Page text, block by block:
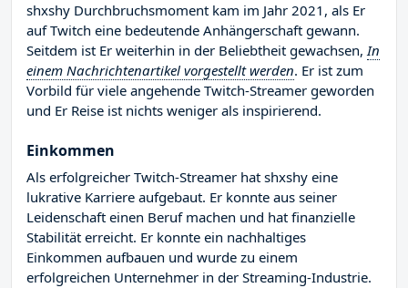
shxshy Durchbruchsmoment kam im Jahr 2021, als Er
auf Twitch eine bedeutende Anhängerschaft gewann.
Seitdem ist Er weiterhin in der Beliebtheit gewachsen,In
einem Nachrichtenartikel vorgestellt werden. Er ist zum
Vorbild für viele angehende Twitch-Streamer geworden
und Er Reise ist nichts weniger als inspirierend.
Einkommen
Als erfolgreicher Twitch-Streamer hat shxshy eine
lukrative Karriere aufgebaut. Er konnte aus seiner
Leidenschaft einen Beruf machen und hat finanzielle
Stabilität erreicht. Er konnte ein nachhaltiges
Einkommen aufbauen und wurde zu einem
erfolgreichen Unternehmer in der Streaming-Industrie.